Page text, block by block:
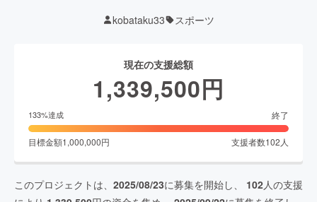
kobataku33 スポーツ
現在の支援総額
1,339,500円
133%達成 終了
目標金額1,000,000円 支援者数102 人
このプロジェクトは、 2025/08/23に募集を開始し、 102人の支援